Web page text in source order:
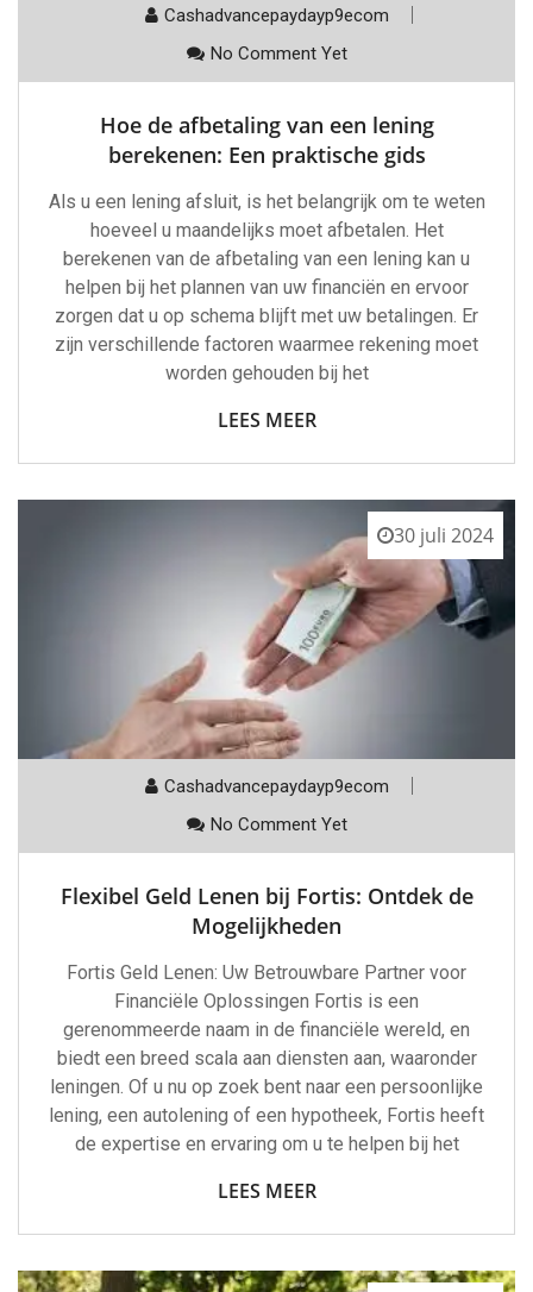
Cashadvancepaydayp9ecom
No Comment Yet
Hoe de afbetaling van een lening
berekenen: Een praktische gids
Als u een lening afsluit, is het belangrijk om te weten
hoeveel u maandelijks moet afbetalen. Het
berekenen van de afbetaling van een lening kan u
helpen bij het plannen van uw financiën en ervoor
zorgen dat u op schema blijft met uw betalingen. Er
zijn verschillende factoren waarmee rekening moet
worden gehouden bij het
LEES MEER
30 juli 2024
Cashadvancepaydayp9ecom
No Comment Yet
Flexibel Geld Lenen bij Fortis: Ontdek de
Mogelijkheden
Fortis Geld Lenen: Uw Betrouwbare Partner voor
Financiële Oplossingen Fortis is een
gerenommeerde naam in de financiële wereld, en
biedt een breed scala aan diensten aan, waaronder
leningen. Of u nu op zoek bent naar een persoonlijke
lening, een autolening of een hypotheek, Fortis heeft
de expertise en ervaring om u te helpen bij het
LEES MEER